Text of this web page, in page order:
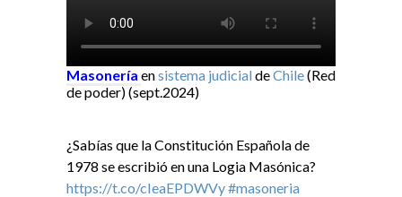
Masonería ensistema judicialdeChile(Red
de poder) (sept.2024)
¿Sabías que la Constitución Española de
1978 se escribió en una Logia Masónica?
https://t.co/cIeaEPDWVy#masoneria